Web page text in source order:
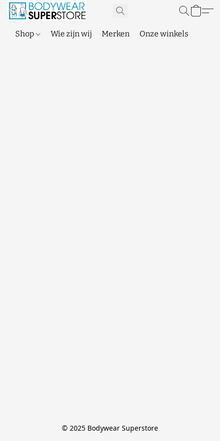
Shop Wie zijn wij Merken Onze winkels
© 2025 Bodywear Superstore